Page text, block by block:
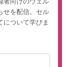
者向けのウェル
せを配信。セル
について学びま